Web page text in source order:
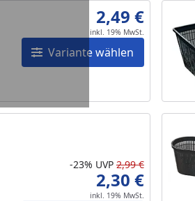
Variante wählen
2,49 €
inkl. 19% MwSt.
-23% UVP 2,99 €
2,30 €
inkl. 19% MwSt.